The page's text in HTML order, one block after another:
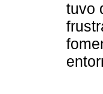
tuvo